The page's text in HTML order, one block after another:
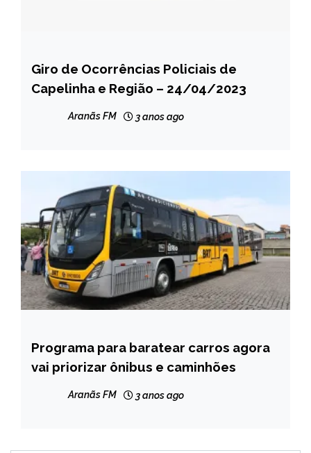
CAPELINHA
MINAS
Giro de Ocorrências Policiais de
Capelinha e Região – 24/04/2023
Aranãs FM 3 anos ago
BRASIL
NOTÍCIAS
Programa para baratear carros agora
vai priorizar ônibus e caminhões
Aranãs FM 3 anos ago